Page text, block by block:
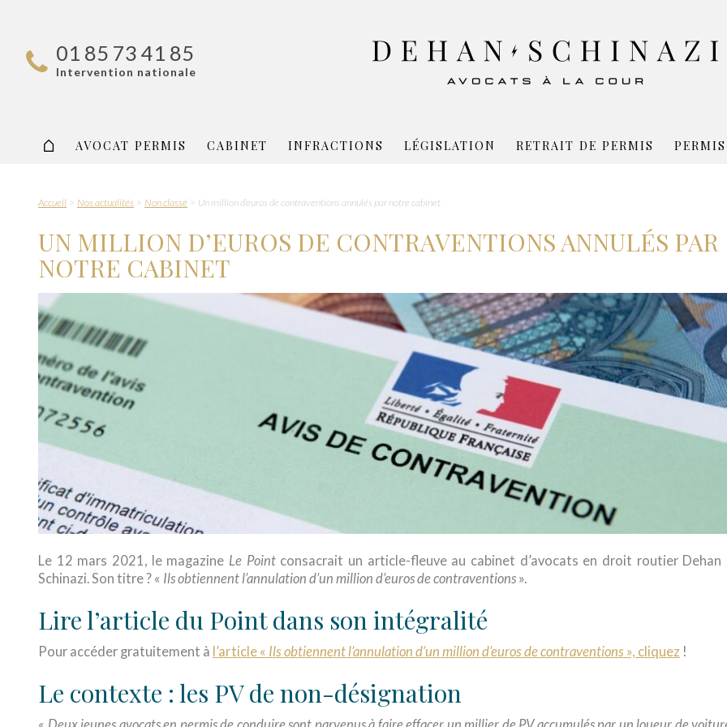
01 85 73 41 85
Intervention nationale
AVOCAT PERMIS CABINET INFRACTIONS LÉGISLATION RETRAIT DE PERMIS
Accueil Nos actualités Non classé Un million d’euros de contraventions annulés par notre cabinet
UN MILLION D’EUROS DE CONTRAVENTIONS ANNULÉS PAR
NOTRE CABINET
Le 12 mars 2021, le magazine Le Pointconsacrait un article-fleuve au cabinet d’avocats en droit routier Dehan
Schinazi. Son titre ? « Ils obtiennent l’annulation d’un million d’euros de contraventions ».
Lire l’article du Point dans son intégralité
Pour accéder gratuitement à l’article « Ils obtiennent l’annulation d’un million d’euros de contraventions », cliquez !
Le contexte : les PV de non-désignation